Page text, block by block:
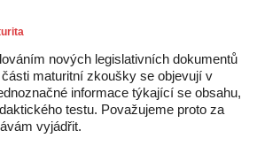
nových legislativních dokumentů
maturitní zkoušky se objevují v
informace týkající se obsahu,
testu. Považujeme proto za
vyjádřit.